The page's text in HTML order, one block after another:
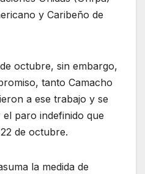
y Caribeño de
octubre, sin embargo,
tanto Camacho
a ese trabajo y se
paro indefinido que
de octubre.
la medida de